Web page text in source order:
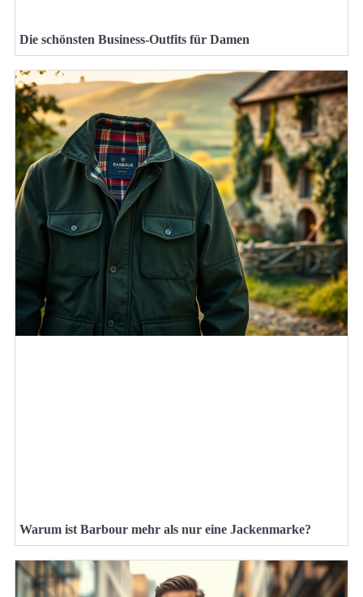
Die schönsten Business-Outfits für Damen
Warum ist Barbour mehr als nur eine Jackenmarke?